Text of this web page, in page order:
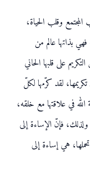
وقلب الحياة،
بذاتها عالم من
على قلبها الحاني
لقد كرّمها لكلّ
في علاقتها مع خلقه،
فإنّ الإساءة إلى
هي إساءة إلى